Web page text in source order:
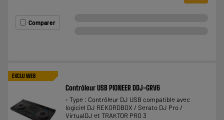
Comparer
EXCLU WEB
Contrôleur USB PIONEER DDJ-GRV6
Type : Contrôleur DJ USB compatible avec
logiciel DJ REKORDBOX / Serato DJ Pro /
VirtualDJ et TRAKTOR PRO 3